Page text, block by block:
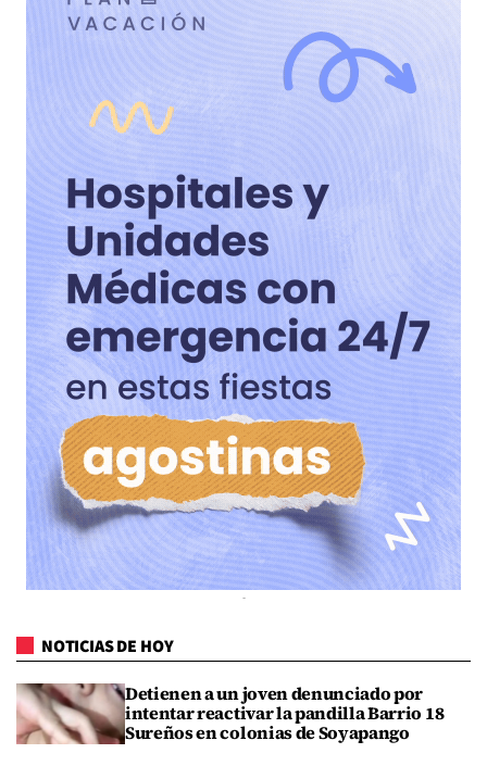
NOTICIAS DE HOY
Detienen a un joven denunciado por
intentar reactivar la pandilla Barrio 18
Sureños en colonias de Soyapango